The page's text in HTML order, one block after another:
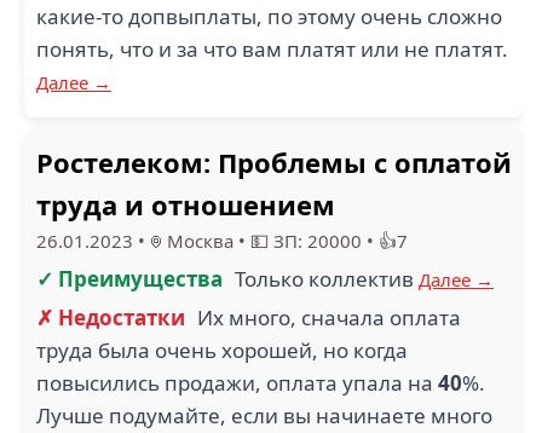
какие-то допвыплаты, по этому очень сложно
понять, что и за что вам платят или не платят.
Далее →
Ростелеком: Проблемы с оплатой
труда и отношением
26.01.2023 • Москва • 💵 ЗП: 20000 • 👍7
✓ Преимущества Только коллектив Далее →
✗ Недостатки Их много, сначала оплата
труда была очень хорошей, но когда
повысились продажи, оплата упала на 40%.
Лучше подумайте, если вы начинаете много